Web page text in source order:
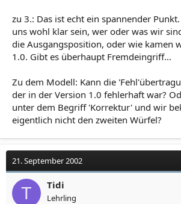
zu 3.: Das ist echt ein spannender
uns wohl klar sein, wer oder was wir
die Ausgangsposition, oder wie kamen
1.0. Gibt es überhaupt Fremdeingriff...
Zu dem Modell: Kann die
der in der Version 1.0 fehlerhaft war?
unter dem Begriff 'Korrektur' und wir
eigentlich nicht den zweiten Würfel?
21. September 2002
T Tidi
Lehrling